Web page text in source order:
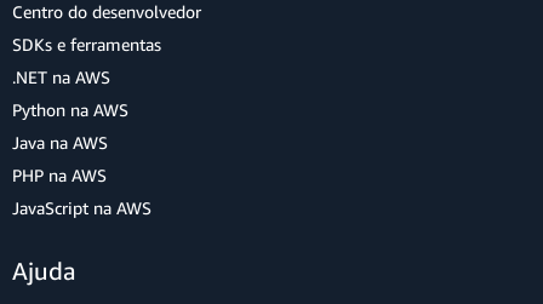
Centro do desenvolvedor
SDKs e ferramentas
.NET na AWS
Python na AWS
Java na AWS
PHP na AWS
JavaScript na AWS
Ajuda